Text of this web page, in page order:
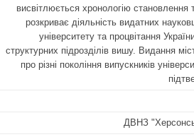
висвітлюється хронологію становлення
розкриває діяльність видатних
університету та процвітання
структурних підрозділів вишу. Видання
про різні покоління випускників
ДВНЗ